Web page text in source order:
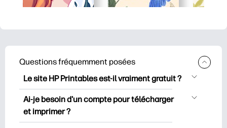
Questions fréquemment posées
Le site HP Printables est-il vraiment gratuit ?
HP Printables propose plus de 2500
documents imprimables gratuits à
télécharger et à imprimer. Découvrez
Ai-je besoin d'un compte pour télécharger
et imprimer ?